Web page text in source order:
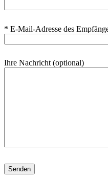
* E-Mail-Adresse des
Ihre Nachricht (optional)
Bitte lasse dieses Feld leer.